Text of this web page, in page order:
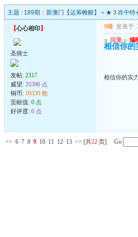
主题 : 189期：新澳门【运筹帷幄】＜★３肖中特
【心心相印】
圣骑士
发帖: 2317
威望: 20396 点
铜币: 10330 枚
贡献值: 0 点
好评度: 0 点
8楼 发表于:
u 回复 u 编
相信你的
相信你的实
<< 6 7 8 9 10 11 12 13 >> [共22 页] Go